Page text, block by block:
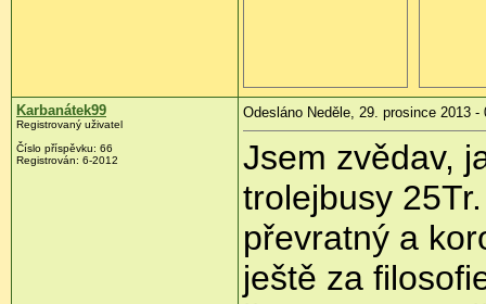
Karbanátek99
Registrovaný uživatel
Číslo příspěvku: 66
Registrován: 6-2012
Odesláno Neděle, 29. prosince 2013 -
Jsem zvědav,
trolejbusy
převratný a
ještě za